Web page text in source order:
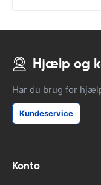
Hjælp og
Har du brug for
Kundeservice
Konto